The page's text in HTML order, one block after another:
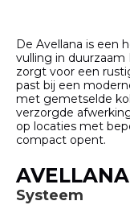
De Avellana is een
vulling in duurzaam
zorgt voor een
past bij een
met gemetselde
verzorgde
op locaties met
compact opent.
Systeem